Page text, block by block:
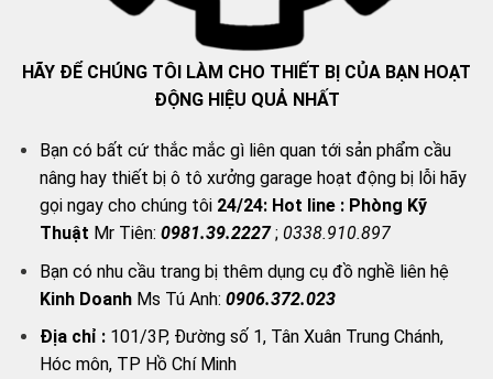
HÃY ĐỂ CHÚNG TÔI LÀM CHO THIẾT BỊ CỦA BẠN HOẠT
ĐỘNG HIỆU QUẢ NHẤT
Bạn có bất cứ thắc mắc gì liên quan tới sản phẩm cầu
nâng hay thiết bị ô tô xưởng garage hoạt động bị lỗi hãy
gọi ngay cho chúng tôi 24/24: Hot line : Phòng Kỹ
Thuật Mr Tiên: 0981.39.2227; 0338.910.897
Bạn có nhu cầu trang bị thêm dụng cụ đồ nghề liên hệ
Kinh DoanhMs Tú Anh: 0906.372.023
Địa chỉ :101/3P, Đường số 1, Tân Xuân Trung Chánh,
Hóc môn, TP Hồ Chí Minh